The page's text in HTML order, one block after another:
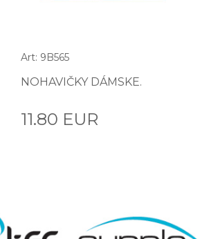
Art: 9B565
NOHAVIČKY DÁMSKE.
11.80 EUR